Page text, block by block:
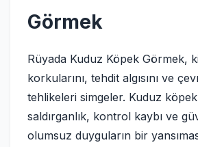
Görmek
Rüyada Kuduz Köpek Görmek,
korkularını, tehdit algısını ve
tehlikeleri simgeler. Kuduz
saldırganlık, kontrol kaybı ve
olumsuz duyguların bir